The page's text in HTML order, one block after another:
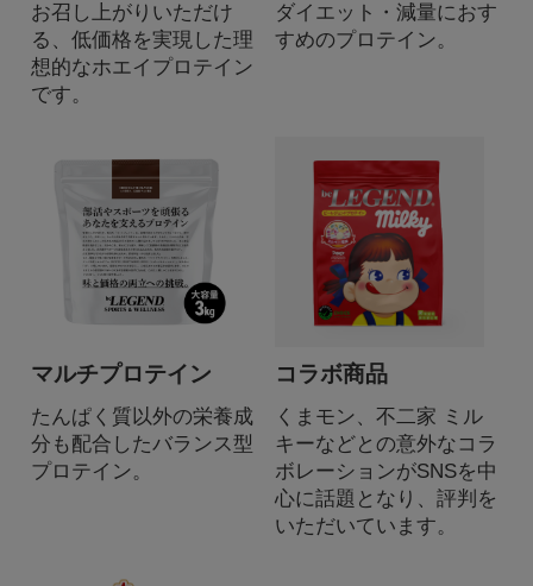
お召し上がりいただけ
る、低価格を実現した理
想的なホエイプロテイン
です。
ダイエット・減量におす
すめのプロテイン。
マルチプロテイン
たんぱく質以外の栄養成
分も配合したバランス型
プロテイン。
コラボ商品
くまモン、不二家 ミル
キーなどとの意外なコラ
ボレーションがSNSを中
心に話題となり、評判を
いただいています。